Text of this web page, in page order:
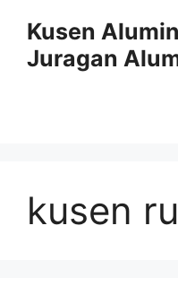
content
Kusen
Juragan
kusen